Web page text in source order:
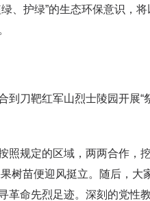
、护绿”的生态环保意识，
到刀靶红军山烈士陵园开展“
照规定的区域，两两合作，
树苗便迎风挺立。随后，
革命先烈足迹。深刻的党性